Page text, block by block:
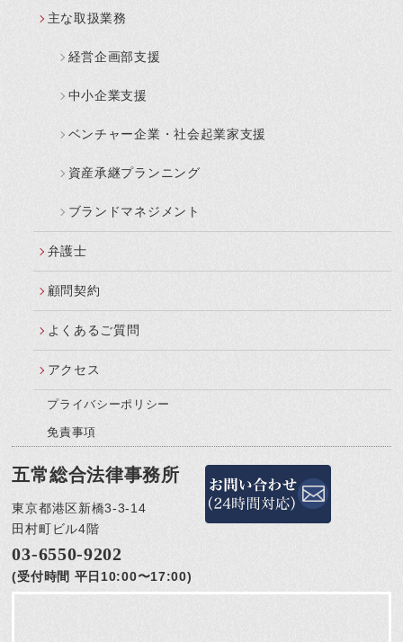
主な取扱業務
経営企画部支援
中小企業支援
ベンチャー企業・社会起業家支援
資産承継プランニング
ブランドマネジメント
弁護士
顧問契約
よくあるご質問
アクセス
プライバシーポリシー
免責事項
五常総合法律事務所
東京都港区新橋3-3-14
田村町ビル4階
03-6550-9202
(受付時間 平日10:00〜17:00)